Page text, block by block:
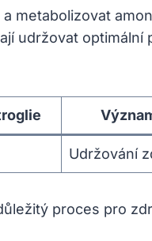
metabolizovat
udržovat
Udržování